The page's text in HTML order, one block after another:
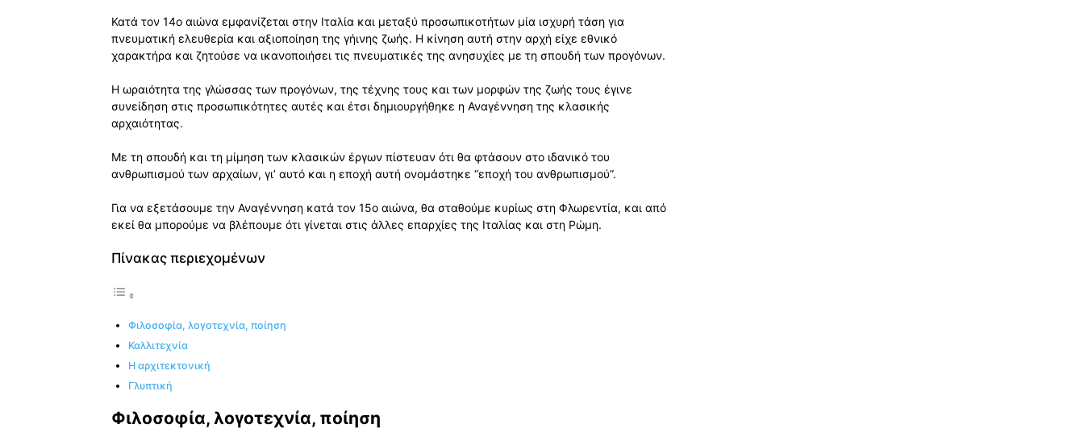
Κατά τον 14ο αιώνα εμφανίζεται στην Ιταλία και μεταξύ προσωπικοτήτων μία ισχυρή τάση για
πνευματική ελευθερία και αξιοποίηση της γήινης ζωής. Η κίνηση αυτή στην αρχή είχε εθνικό
χαρακτήρα και ζητούσε να ικανοποιήσει τις πνευματικές της ανησυχίες με τη σπουδή των προγόνων.
Η ωραιότητα της γλώσσας των προγόνων, της τέχνης τους και των μορφών της ζωής τους έγινε
συνείδηση στις προσωπικότητες αυτές και έτσι δημιουργήθηκε η Αναγέννηση της κλασικής
αρχαιότητας.
Με τη σπουδή και τη μίμηση των κλασικών έργων πίστευαν ότι θα φτάσουν στο ιδανικό του
ανθρωπισμού των αρχαίων, γι’ αυτό και η εποχή αυτή ονομάστηκε “εποχή του ανθρωπισμού”.
Για να εξετάσουμε την Αναγέννηση κατά τον 15ο αιώνα, θα σταθούμε κυρίως στη Φλωρεντία, και από
εκεί θα μπορούμε να βλέπουμε ότι γίνεται στις άλλες επαρχίες της Ιταλίας και στη Ρώμη.
Πίνακας περιεχομένων
Φιλοσοφία, λογοτεχνία, ποίηση
Καλλιτεχνία
Η αρχιτεκτονική
Γλυπτική
Φιλοσοφία, λογοτεχνία, ποίηση